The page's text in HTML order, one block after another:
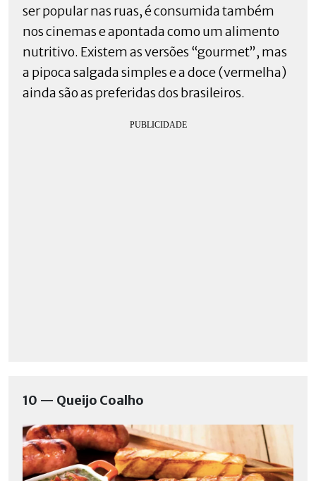
ser popular nas ruas, é consumida também
nos cinemas e apontada como um alimento
nutritivo. Existem as versões “gourmet”, mas
a pipoca salgada simples e a doce (vermelha)
ainda são as preferidas dos brasileiros.
10 — Queijo Coalho